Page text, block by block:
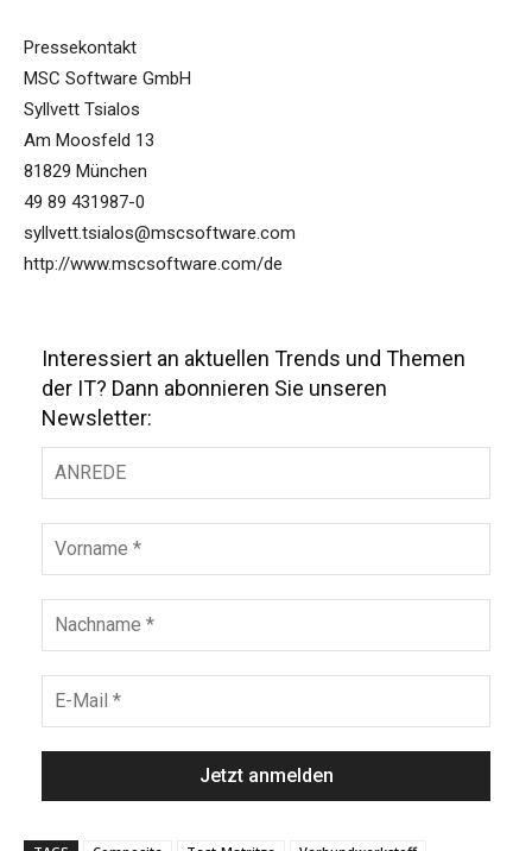
Pressekontakt
MSC Software GmbH
Syllvett Tsialos
Am Moosfeld 13
81829 München
49 89 431987-0
syllvett.tsialos@mscsoftware.com
http://www.mscsoftware.com/de
Interessiert an aktuellen Trends und Themen
der IT? Dann abonnieren Sie unseren
Newsletter: